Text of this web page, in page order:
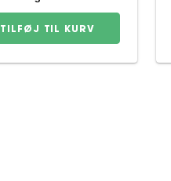
TILFØJ TIL KURV